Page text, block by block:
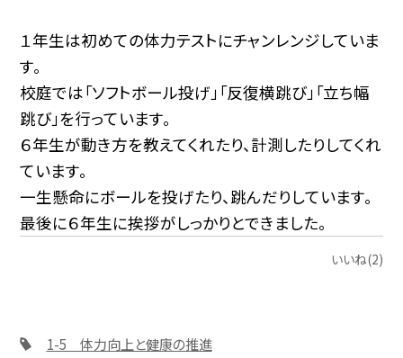
１年生は初めての体力テストにチャンレンジしていま
す。
校庭では「ソフトボール投げ」「反復横跳び」「立ち幅
跳び」を行っています。
６年生が動き方を教えてくれたり、計測したりしてくれ
ています。
一生懸命にボールを投げたり、跳んだりしています。
最後に６年生に挨拶がしっかりとできました。
いいね(2)
1-5 体力向上と健康の推進